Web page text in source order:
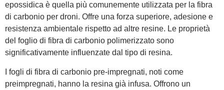
epossidica è quella più comunemente utilizzata per la fibra
di carbonio per droni. Offre una forza superiore, adesione e
resistenza ambientale rispetto ad altre resine. Le proprietà
del foglio di fibra di carbonio polimerizzato sono
significativamente influenzate dal tipo di resina.
I fogli di fibra di carbonio pre-impregnati, noti come
preimpregnati, hanno la resina già infusa. Offrono un